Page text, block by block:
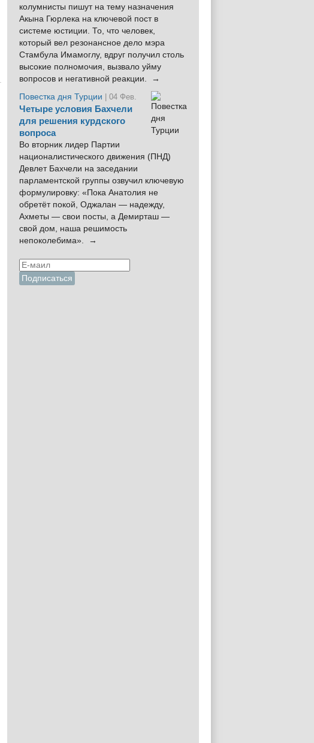
колумнисты пишут на тему назначения
Акына Гюрлека на ключевой пост в
системе юстиции. То, что человек,
который вел резонансное дело мэра
Стамбула Имамоглу, вдруг получил столь
высокие полномочия, вызвало уйму
вопросов и негативной реакции. →
Повестка дня Турции
| 04 Фев.
Четыре условия Бахчели
для решения курдского
вопроса
Во вторник лидер Партии
националистического движения (ПНД)
Девлет Бахчели на заседании
парламентской группы озвучил ключевую
формулировку: «Пока Анатолия не
обретёт покой, Оджалан — надежду,
Ахметы — свои посты, а Демирташ —
свой дом, наша решимость
непоколебима». →